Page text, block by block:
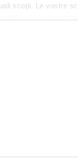
scopi. Le vostre
il proprio
sui
informazioni sulla
il tuo dispositivo,